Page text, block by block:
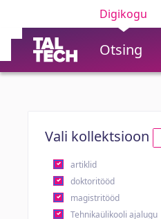
Digikogu
Otsing
Vali kollektsioon
artiklid
doktoritööd
magistritööd
Tehnikaülikooli ajalugu